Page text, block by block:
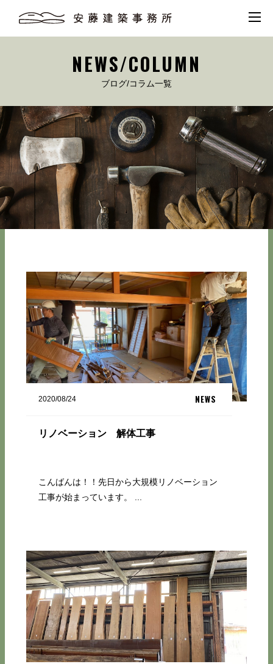
NEWS/COLUMN
ブログ/コラム一覧
2020/08/24 NEWS
リノベーション 解体工事
こんばんは！！先日から大規模リノベーション
工事が始まっています。 ...